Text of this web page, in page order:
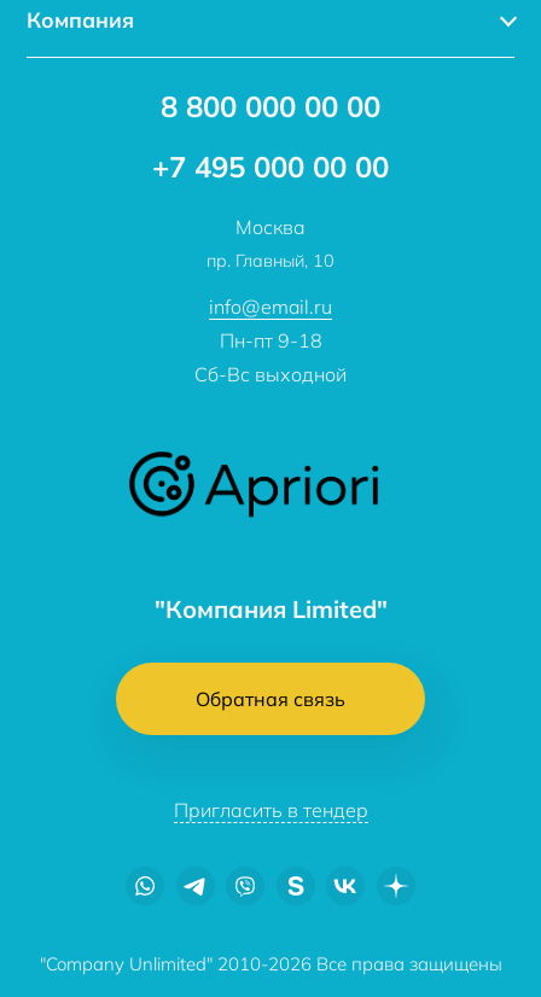
"Компания Limited"
Обратная связь
Пригласить в тендер
Услуги
Компания
Доставка
8 800 000 00 00
+7 495 000 00 00
Москва
пр. Главный, 10
info@email.ru
Пн-пт 9-18
Сб-Вс выходной
"Company Unlimited" 2010-2026 Все права защищены